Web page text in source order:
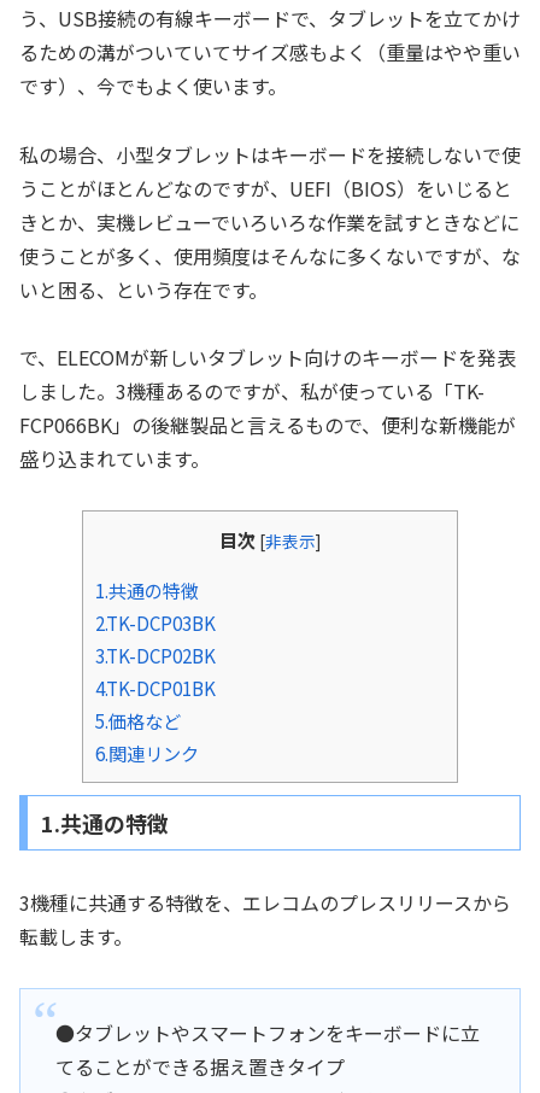
う、USB接続の有線キーボードで、タブレットを立てかけ
るための溝がついていてサイズ感もよく（重量はやや重い
です）、今でもよく使います。
私の場合、小型タブレットはキーボードを接続しないで使
うことがほとんどなのですが、UEFI（BIOS）をいじると
きとか、実機レビューでいろいろな作業を試すときなどに
使うことが多く、使用頻度はそんなに多くないですが、な
いと困る、という存在です。
で、ELECOMが新しいタブレット向けのキーボードを発表
しました。3機種あるのですが、私が使っている「TK-
FCP066BK」の後継製品と言えるもので、便利な新機能が
盛り込まれています。
目次 [非表示]
1.共通の特徴
2.TK-DCP03BK
3.TK-DCP02BK
4.TK-DCP01BK
5.価格など
6.関連リンク
1.共通の特徴
3機種に共通する特徴を、エレコムのプレスリリースから
転載します。
●タブレットやスマートフォンをキーボードに立
てることができる据え置きタイプ